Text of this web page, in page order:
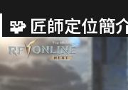
🧩 匠師定位簡